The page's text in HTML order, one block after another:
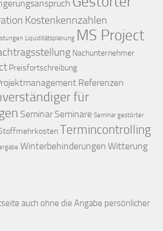
Kostenkennzahlen
Liquiditätsplanung MS Project
Nachunternehmer
Preisfortschreibung
Referenzen
für
Seminar Seminare Seminar gestörter
Termincontrolling
Winterbehinderungen Witterung
auch ohne die Angabe persönlicher